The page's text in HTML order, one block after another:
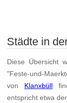
Städte in
Diese Übersicht
"Feste-und-
von Klanxbüll
entspricht etwa